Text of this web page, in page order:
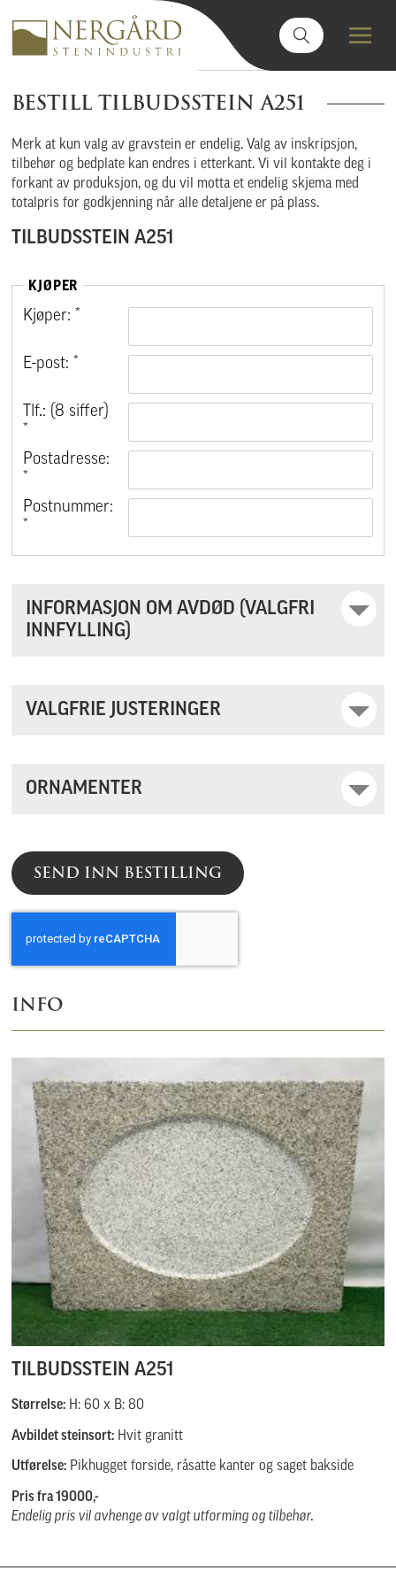
INFO
TILBUDSSTEIN A251
Størrelse: H: 60 x B: 80
Avbildet steinsort: Hvit granitt
Utførelse: Pikhugget forside, råsatte kanter og saget bakside
Pris fra 19000,-
Endelig pris vil avhenge av valgt utforming og tilbehør.
BESTILL TILBUDSSTEIN A251
Merk at kun valg av gravstein er endelig. Valg av inskripsjon,
tilbehør og bedplate kan endres i etterkant. Vi vil kontakte deg i
forkant av produksjon, og du vil motta et endelig skjema med
totalpris for godkjenning når alle detaljene er på plass.
TILBUDSSTEIN A251
KJØPER
Kjøper: *
E-post: *
Tlf.: (8 siffer)
Postadresse:
Postnummer:
INFORMASJON OM AVDØD (VALGFRI
INNFYLLING)
VALGFRIE JUSTERINGER
ORNAMENTER
SEND INN BESTILLING